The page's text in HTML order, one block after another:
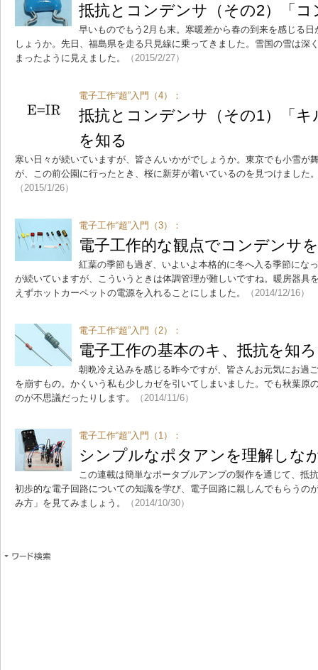
抵抗とコンデンサ（その2）「
早いものでもう2月も末。寒暖差から春の到来を感じる
しょうか。先日、福島県を走る只見線に乗ってきました。雪国の雪は深
まったように見えました。
（2015/2/27）
電子工作“超”入門（4）：
抵抗とコンデンサ（その1）「
を知る
寒い日々が続いていますが、皆さんいかがでしょうか。東京でも小雪が
が、この前公園に行ったとき、桜に新芽が着いているのを見つけました
（2015/1/26）
電子工作“超”入門（3）：
電子工作的な観点でコンデンサ
紅葉の季節も過ぎ、いよいよ本格的に冬へ入る季節にな
が続いていますが、こういうときは体調管理が難しいですね。暖房器具
えずホットカーペットの電源を入れることにしました。
（2014/12/16）
電子工作“超”入門（2）：
電子工作の基本のキ、抵抗を知
朝晩冷え込みを感じる昨今ですが、皆さんお元気にお過
を崩すもの。かくいう私も少しカゼを引いてしまいました。でも秋葉原
のが不思議だったりします。
（2014/11/6）
電子工作“超”入門（1）：
シンプルなポタアンを理解しな
この連載は簡単なポータブルアンプの製作を通じて、抵
初歩的な電子回路についての知識を学び、電子回路に親しんでもらうの
み方」を見てみましょう。
（2014/10/30）